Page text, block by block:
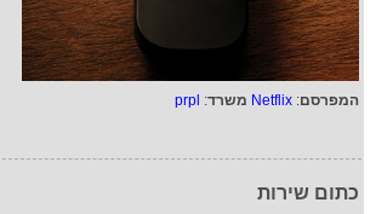
המפרסם:
Netflix משרד:
prpl
כתום שירות